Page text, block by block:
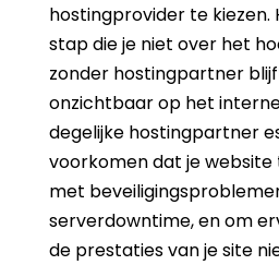
hostingprovider te kiezen.
stap die je niet over het
zonder hostingpartner
onzichtbaar op het
degelijke hostingpartner
voorkomen dat je
met
serverdowntime, en om
de prestaties van je site